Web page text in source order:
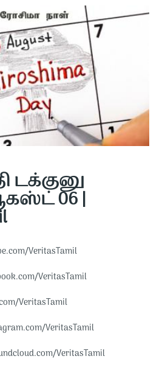
டக்குனு
06 |
VeritasTamil​​
VeritasTamil​​
VeritasTamil​​
VeritasTamil​​
VeritasTamil​​